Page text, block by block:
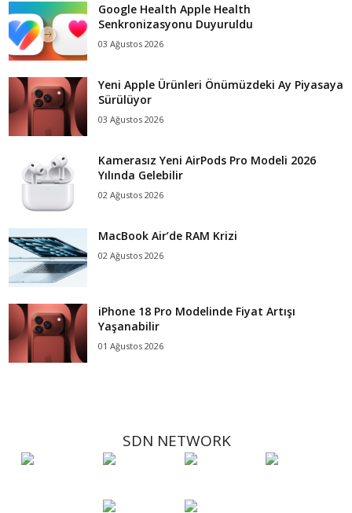
Google Health Apple Health
Senkronizasyonu Duyuruldu
03 Ağustos 2026
Yeni Apple Ürünleri Önümüzdeki Ay Piyasaya
Sürülüyor
03 Ağustos 2026
Kamerasız Yeni AirPods Pro Modeli 2026
Yılında Gelebilir
02 Ağustos 2026
MacBook Air’de RAM Krizi
02 Ağustos 2026
iPhone 18 Pro Modelinde Fiyat Artışı
Yaşanabilir
01 Ağustos 2026
SDN NETWORK